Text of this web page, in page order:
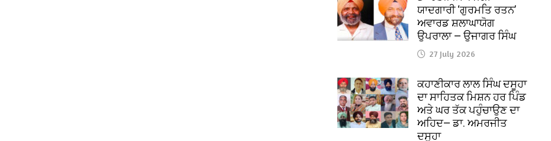
ਯਾਦਗਾਰੀ ‘ਗੁਰਮਤਿ ਰਤਨ’
ਅਵਾਰਡ ਸ਼ਲਾਘਾਯੋਗ
ਉਪਰਾਲਾ — ਉਜਾਗਰ ਸਿੰਘ
27 July 2026
ਕਹਾਣੀਕਾਰ ਲਾਲ ਸਿੰਘ ਦਸੂਹਾ
ਦਾ ਸਾਹਿਤਕ ਮਿਸ਼ਨ ਹਰ ਪਿੰਡ
ਅਤੇ ਘਰ ਤੱਕ ਪਹੁੰਚਾਉਣ ਦਾ
ਅਹਿਦ— ਡਾ. ਅਮਰਜੀਤ
ਦਸੂਹਾ